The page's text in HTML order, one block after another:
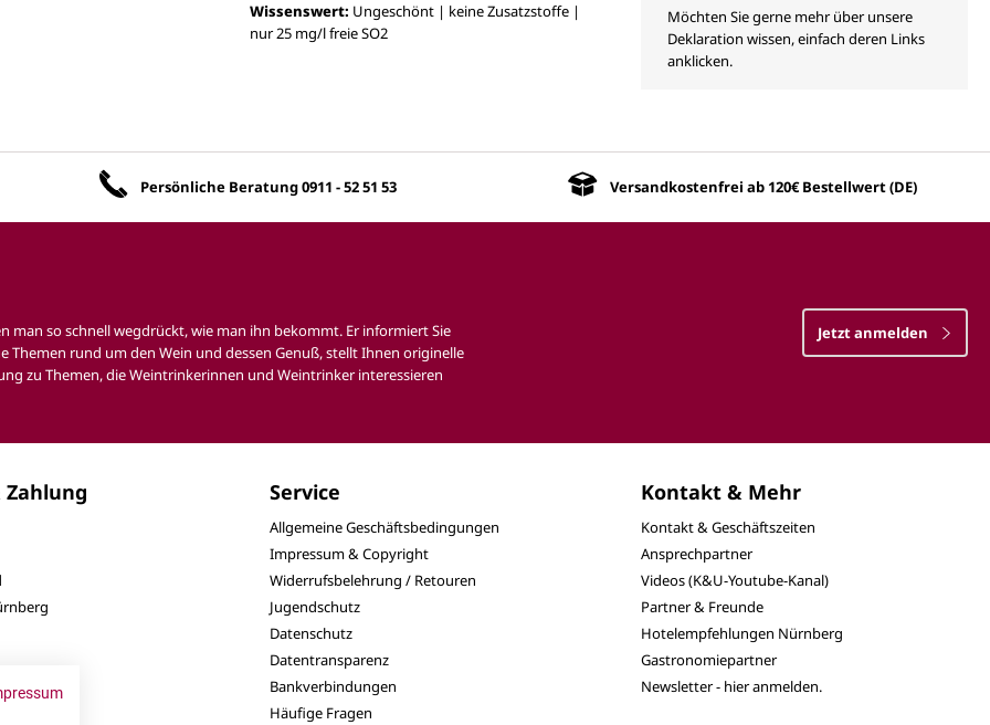
Wissenswert: Ungeschönt | keine Zusatzstoffe |
nur 25 mg/l freie SO2
Möchten Sie gerne mehr über unsere
Deklaration wissen, einfach deren Links
anklicken.
Unsere Vorteile
Persönliche Beratung0911 - 52 51 53 Versandkostenfrei ab 120€ Bestellwert (DE)
man so schnell wegdrückt, wie man ihn bekommt. Er informiert Sie
rund um den Wein und dessen Genuß, stellt Ihnen originelle
zu Themen, die Weintrinkerinnen und Weintrinker interessieren
Jetzt anmelden
Zahlung Service
Allgemeine Geschäftsbedingungen
Impressum & Copyright
Widerrufsbelehrung / Retouren
Jugendschutz
Datenschutz
Datentransparenz
Bankverbindungen
Häufige Fragen
Kontakt & Mehr
Kontakt & Geschäftszeiten
Ansprechpartner
Videos (K&U-Youtube-Kanal)
Partner & Freunde
Hotelempfehlungen Nürnberg
Gastronomiepartner
Newsletter - hier anmelden.